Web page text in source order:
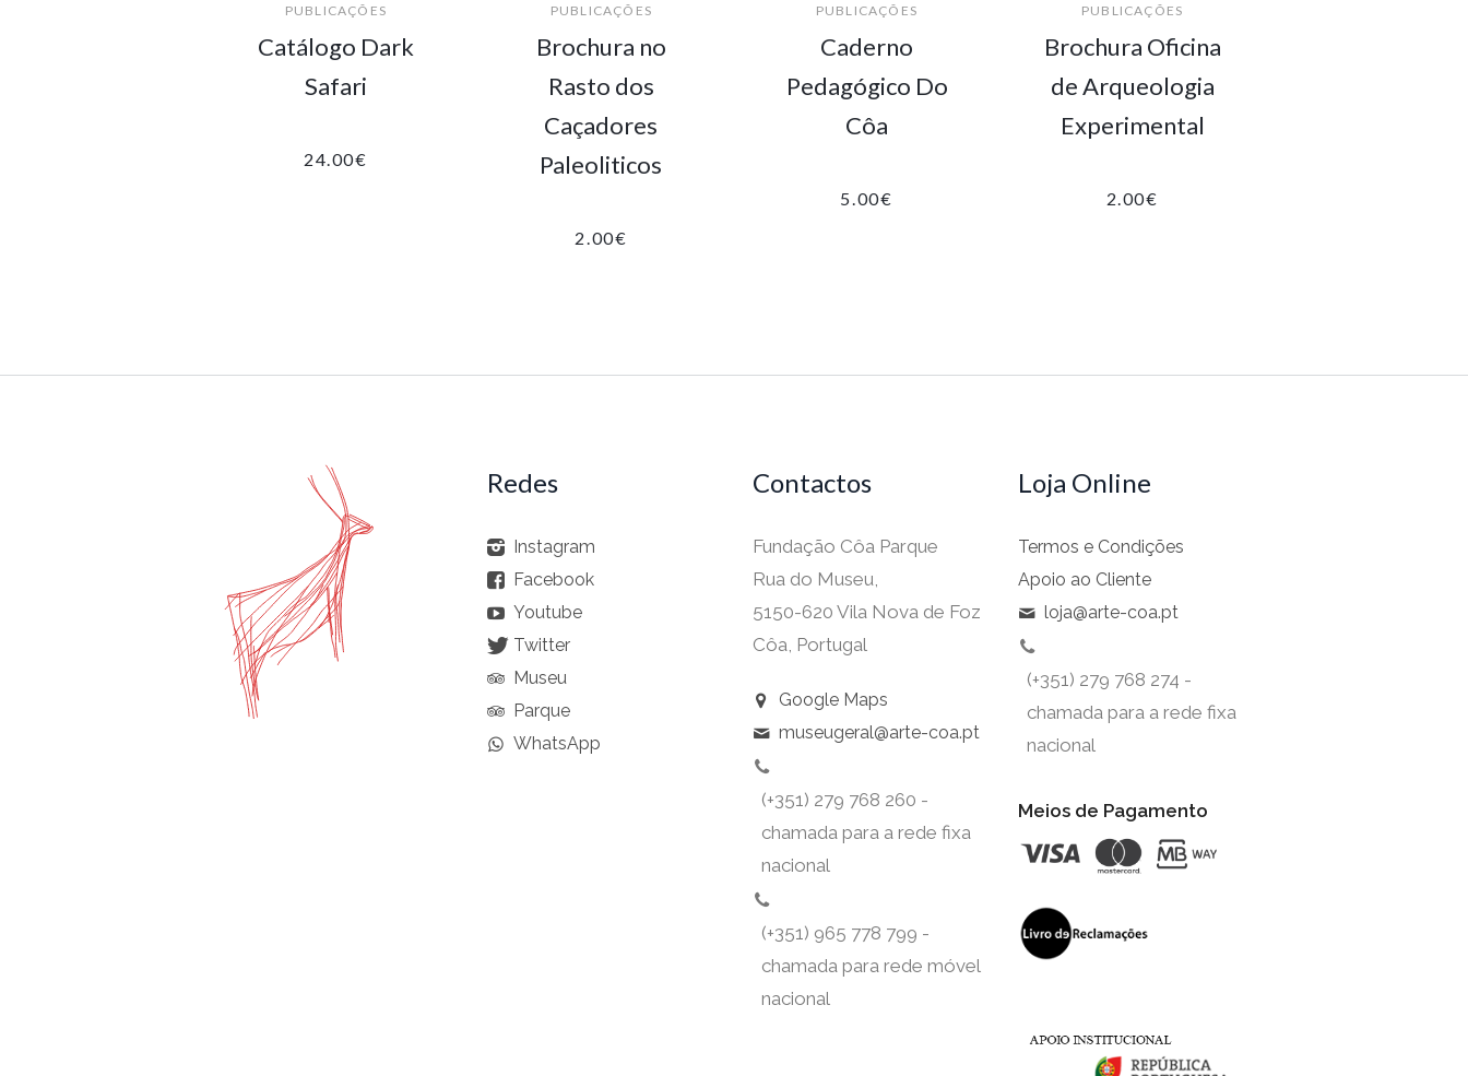
PUBLICAÇÕES
Catálogo Dark
Safari
24.00€
PUBLICAÇÕES
Brochura no
Rasto dos
Caçadores
Paleoliticos
2.00€
PUBLICAÇÕES
Caderno
Pedagógico Do
Côa
5.00€
PUBLICAÇÕES
Brochura Oficina
de Arqueologia
Experimental
2.00€
Redes
Instagram
Facebook
Youtube
Twitter
Museu
Parque
WhatsApp
Contactos
Fundação Côa Parque
Rua do Museu,
5150-620 Vila Nova de Foz
Côa, Portugal
Google Maps
museugeral@arte-coa.pt
(+351) 279 768 260 -
chamada para a rede fixa
nacional
(+351) 965 778 799 -
chamada para rede móvel
nacional
Loja Online
Termos e Condições
Apoio ao Cliente
loja@arte-coa.pt
(+351) 279 768 274 -
chamada para a rede fixa
nacional
Meios de Pagamento